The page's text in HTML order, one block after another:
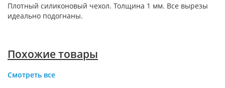
Плотный силиконовый чехол. Толщина 1 мм. Все вырезы
идеально подогнаны.
Похожие товары
Смотреть все